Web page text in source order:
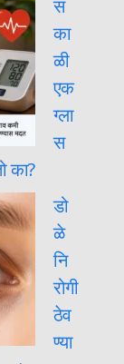
स
का
ळी
एक
ग्ला
स
का?
डो
ळे
नि
रोगी
ठेव
ण्या